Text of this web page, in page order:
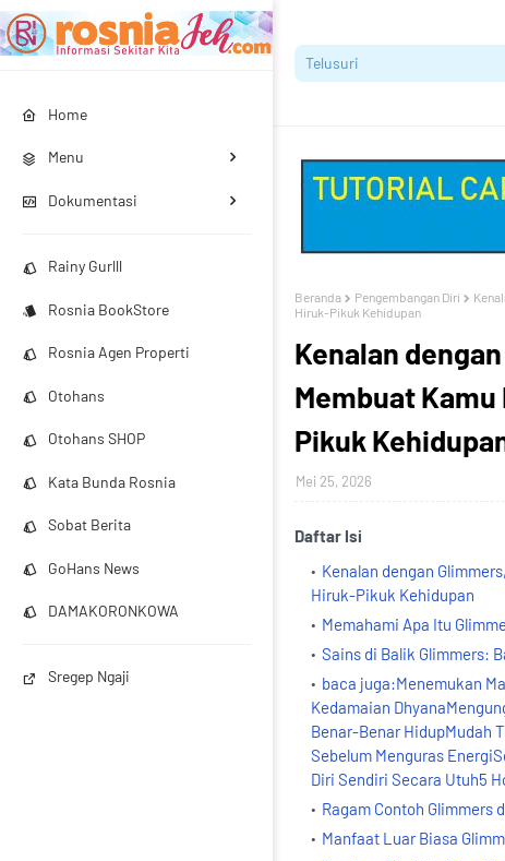
Home
Menu
Dokumentasi
Rainy Gurlll
Rosnia BookStore
Rosnia Agen Properti
Otohans
Otohans SHOP
Kata Bunda Rosnia
Sobat Berita
GoHans News
DAMAKORONKOWA
Sregep Ngaji
Beranda Pengembangan Diri
Hiruk-Pikuk Kehidupan
Kenalan
Membuat
Pikuk
Mei 25, 2026
Daftar Isi
Kenalan dengan
Hiruk-Pikuk Kehidupan
Memahami Apa Itu
Sains di Balik Glimmers:
baca juga:Menemukan
Kedamaian
Benar-Benar HidupMudah
Sebelum Menguras
Diri Sendiri Secara Utuh5
Ragam Contoh Glimmers
Manfaat Luar Biasa